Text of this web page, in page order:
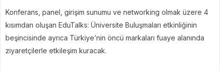
Konferans, panel, girişim sunumu ve networking olmak üzere 4
kısımdan oluşan EduTalks: Üniversite Buluşmaları etkinliğinin
beşincisinde ayrıca Türkiye’nin öncü markaları fuaye alanında
ziyaretçilerle etkileşim kuracak.